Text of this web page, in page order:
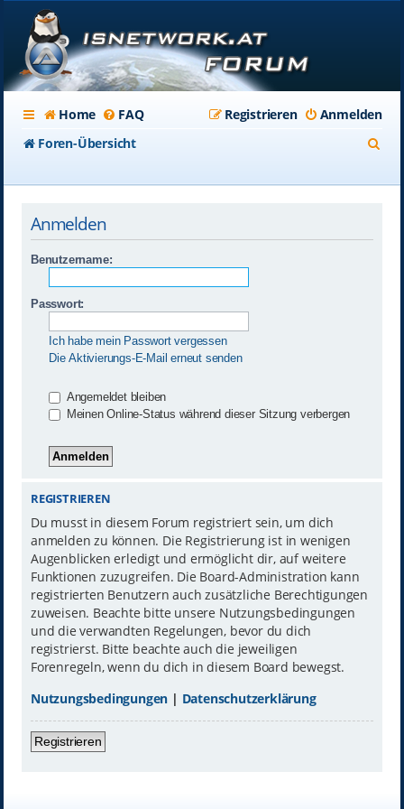
Home FAQ Anmelden
Registrieren
Foren-Übersicht
Anmelden
Benutzername:
Passwort:
Ich habe mein Passwort vergessen
Die Aktivierungs-E-Mail erneut senden
Angemeldet bleiben
Meinen Online-Status während dieser Sitzung verbergen
REGISTRIEREN
Du musst in diesem Forum registriert sein, um dich
anmelden zu können. Die Registrierung ist in wenigen
Augenblicken erledigt und ermöglicht dir, auf weitere
Funktionen zuzugreifen. Die Board-Administration kann
registrierten Benutzern auch zusätzliche Berechtigungen
zuweisen. Beachte bitte unsere Nutzungsbedingungen
und die verwandten Regelungen, bevor du dich
registrierst. Bitte beachte auch die jeweiligen
Forenregeln, wenn du dich in diesem Board bewegst.
Nutzungsbedingungen | Datenschutzerklärung
Registrieren